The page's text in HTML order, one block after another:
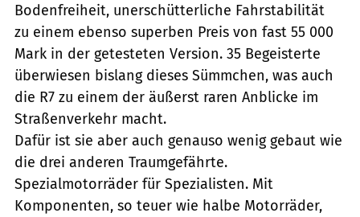
Bodenfreiheit, unerschütterliche Fahrstabilität 
zu einem ebenso superben Preis von fast 55 000
Mark in der getesteten Version. 35 Begeisterte
überwiesen bislang dieses Sümmchen, was auch
die R7 zu einem der äußerst raren Anblicke im
Straßenverkehr macht.
Dafür ist sie aber auch genauso wenig gebaut wie
die drei anderen Traumgefährte.
Spezialmotorräder für Spezialisten. Mit
Komponenten, so teuer wie halbe Motorräder,